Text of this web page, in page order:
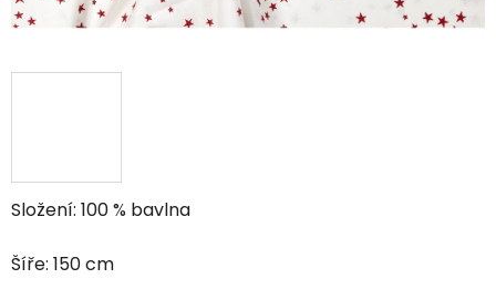
Složení: 100 % bavlna
Šíře: 150 cm